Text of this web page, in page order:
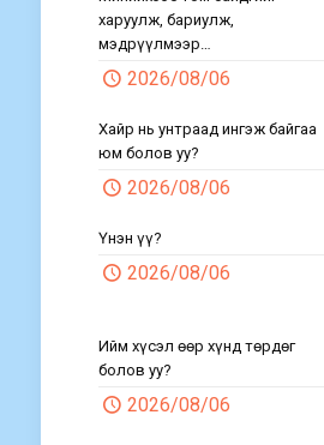
харуулж, бариулж,
мэдрүүлмээр…
2026/08/06
Хайр нь унтраад ингэж байгаа
юм болов уу?
2026/08/06
Үнэн үү?
2026/08/06
Ийм хүсэл өөр хүнд төрдөг
болов уу?
2026/08/06